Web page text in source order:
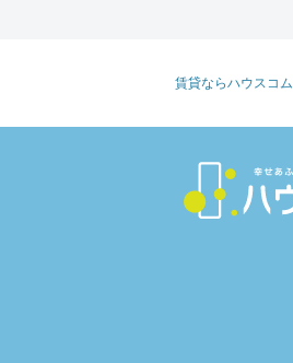
賃貸ならハウスコム